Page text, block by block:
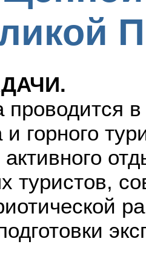
горного
туристов,